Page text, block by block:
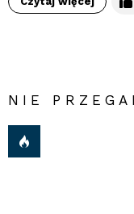
NIE